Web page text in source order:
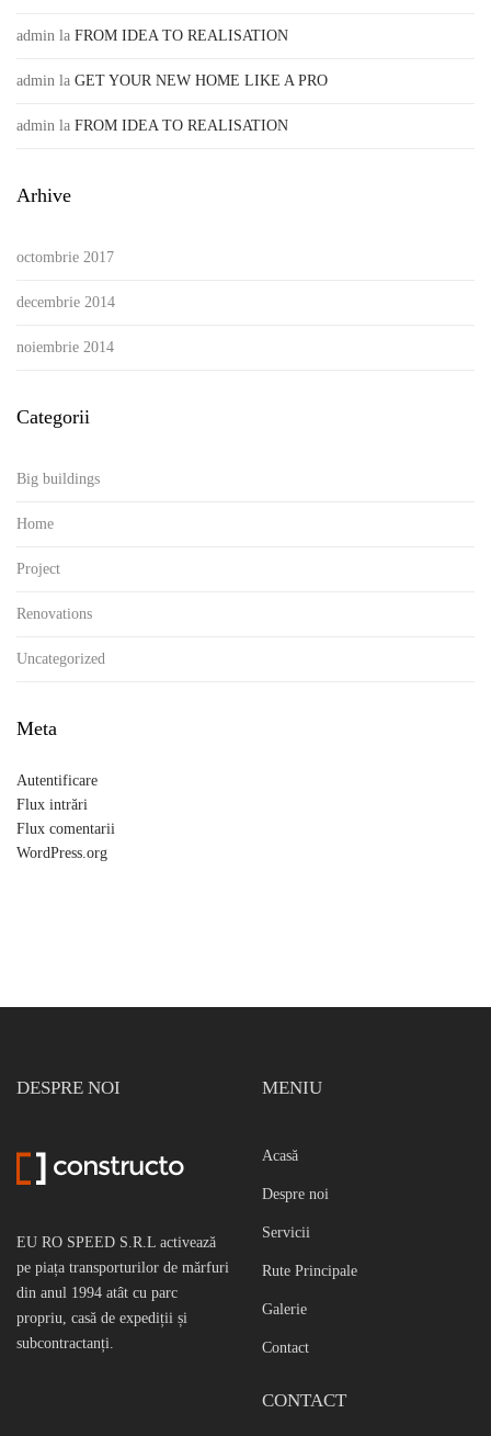
admin la FROM IDEA TO REALISATION
admin la GET YOUR NEW HOME LIKE A PRO
admin la FROM IDEA TO REALISATION
Arhive
octombrie 2017
decembrie 2014
noiembrie 2014
Categorii
Big buildings
Home
Project
Renovations
Uncategorized
Meta
Autentificare
Flux intrări
Flux comentarii
WordPress.org
DESPRE NOI
EU RO SPEED S.R.L activează
pe piața transporturilor de mărfuri
din anul 1994 atât cu parc
propriu, casă de expediții și
subcontractanți.
MENIU
Acasă
Despre noi
Servicii
Rute Principale
Galerie
Contact
CONTACT